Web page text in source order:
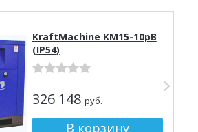
KraftMachine KM15-10рВ
(IP54)
326 148 руб.